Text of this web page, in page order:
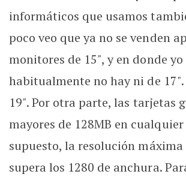
informáticos que usamos
poco veo que ya no se venden
monitores de 15", y en donde
habitualmente no hay ni de 17".
19". Por otra parte, las tarjetas
mayores de 128MB en
supuesto, la resolución
supera los 1280 de anchura.